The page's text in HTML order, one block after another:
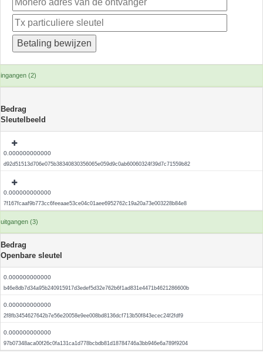
ingangen (2)
Bedrag
Sleutelbeeld
0.000000000000
d92d51513d706e075b38340830356065e059d9c0ab60060324f39d7c71559b82
0.000000000000
7f167fcaaf9b773cc6feeaae53ce04c01aee6952762c19a20a73e003228b84e8
uitgangen (3)
Bedrag
Openbare sleutel
0.000000000000
b46e8db7d34a95b240915917d3edef5d32e762b6f1ad831e4471b4621286600b
0.000000000000
2f8fb3454627642b7e56e20058e9ee008bd8136dcf713b50f843ecec24f2fdf9
0.000000000000
97b07348aca00f26c0fa131ca1d778bcbdb81d18784746a3bb946e6a789f9204